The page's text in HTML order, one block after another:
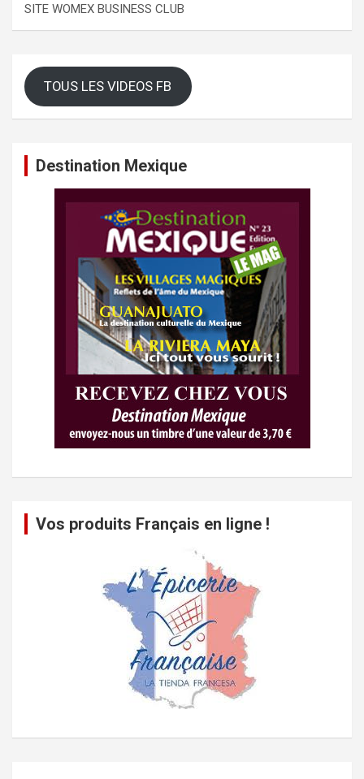
SITE WOMEX BUSINESS CLUB
TOUS LES VIDEOS FB
Destination Mexique
Vos produits Français en ligne !